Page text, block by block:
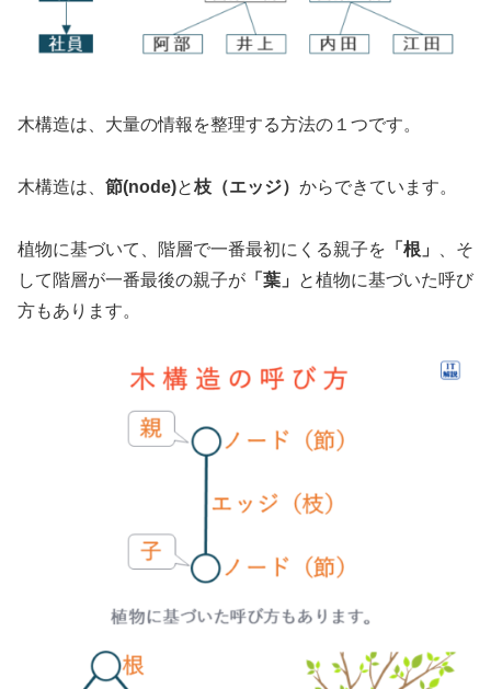
木構造は、大量の情報を整理する方法の１つです。
木構造は、 節(node)と枝（エッジ） からできています。
植物に基づいて、階層で一番最初にくる親子を 「根」
、そ
して階層が一番最後の親子が 「葉」
と植物に基づいた呼び
方もあります。